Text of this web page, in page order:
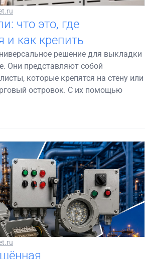
что это, где
и как крепить
решение для выкладки
Они представляют собой
которые крепятся на стену или
островок. С их помощью